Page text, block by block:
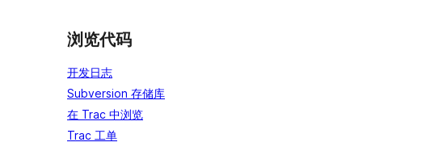
浏览代码
开发日志
Subversion 存储库
在 Trac 中浏览
Trac 工单